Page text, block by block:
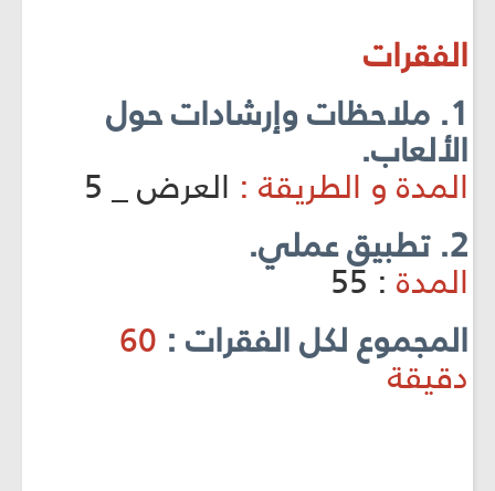
الفقرات
1. ملاحظات وإرشادات حول
الألعاب.
المدة و الطريقة : العرض _ 5
2. تطبيق عملي.
المدة : 55
المجموع لكل الفقرات : 60
دقيقة